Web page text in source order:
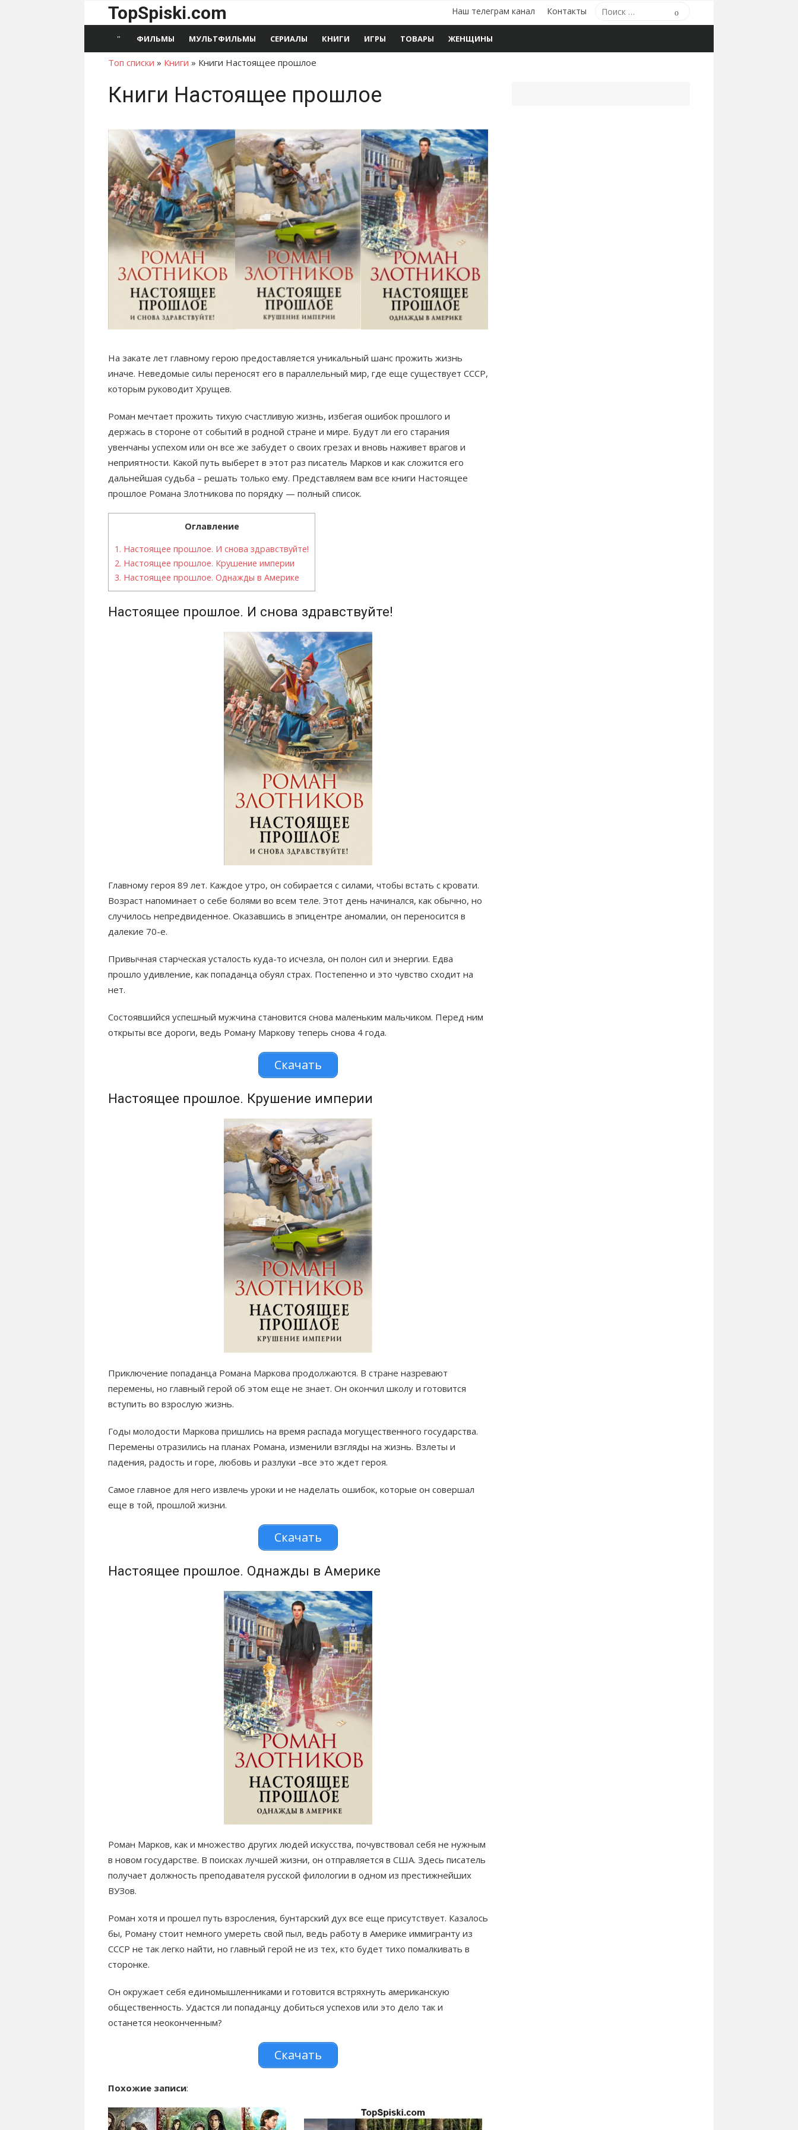
TopSpiski.com
Поиск
по:
Наш телеграм канал Контакты
ФИЛЬМЫ МУЛЬТФИЛЬМЫ СЕРИАЛЫ КНИГИ ИГРЫ ТОВАРЫ ЖЕНЩИНЫ
Топ списки » Книги » Книги Настоящее прошлое
Книги Настоящее прошлое
На закате лет главному герою предоставляется уникальный шанс прожить жизнь
иначе. Неведомые силы переносят его в параллельный мир, где еще существует СССР,
которым руководит Хрущев.
Роман мечтает прожить тихую счастливую жизнь, избегая ошибок прошлого и
держась в стороне от событий в родной стране и мире. Будут ли его старания
увенчаны успехом или он все же забудет о своих грезах и вновь наживет врагов и
неприятности. Какой путь выберет в этот раз писатель Марков и как сложится его
дальнейшая судьба – решать только ему. Представляем вам все книги Настоящее
прошлое Романа Злотникова по порядку — полный список.
Оглавление
1. Настоящее прошлое. И снова здравствуйте!
2. Настоящее прошлое. Крушение империи
3. Настоящее прошлое. Однажды в Америке
Настоящее прошлое. И снова здравствуйте!
Главному героя 89 лет. Каждое утро, он собирается с силами, чтобы встать с кровати.
Возраст напоминает о себе болями во всем теле. Этот день начинался, как обычно, но
случилось непредвиденное. Оказавшись в эпицентре аномалии, он переносится в
далекие 70-е.
Привычная старческая усталость куда-то исчезла, он полон сил и энергии. Едва
прошло удивление, как попаданца обуял страх. Постепенно и это чувство сходит на
нет.
Состоявшийся успешный мужчина становится снова маленьким мальчиком. Перед ним
открыты все дороги, ведь Роману Маркову теперь снова 4 года.
Скачать
Настоящее прошлое. Крушение империи
Приключение попаданца Романа Маркова продолжаются. В стране назревают
перемены, но главный герой об этом еще не знает. Он окончил школу и готовится
вступить во взрослую жизнь.
Годы молодости Маркова пришлись на время распада могущественного государства.
Перемены отразились на планах Романа, изменили взгляды на жизнь. Взлеты и
падения, радость и горе, любовь и разлуки –все это ждет героя.
Самое главное для него извлечь уроки и не наделать ошибок, которые он совершал
еще в той, прошлой жизни.
Скачать
Настоящее прошлое. Однажды в Америке
Роман Марков, как и множество других людей искусства, почувствовал себя не нужным
в новом государстве. В поисках лучшей жизни, он отправляется в США. Здесь писатель
получает должность преподавателя русской филологии в одном из престижнейших
ВУЗов.
Роман хотя и прошел путь взросления, бунтарский дух все еще присутствует. Казалось
бы, Роману стоит немного умереть свой пыл, ведь работу в Америке иммигранту из
СССР не так легко найти, но главный герой не из тех, кто будет тихо помалкивать в
сторонке.
Он окружает себя единомышленниками и готовится встряхнуть американскую
общественность. Удастся ли попаданцу добиться успехов или это дело так и
останется неоконченным?
Скачать
Похожие записи: